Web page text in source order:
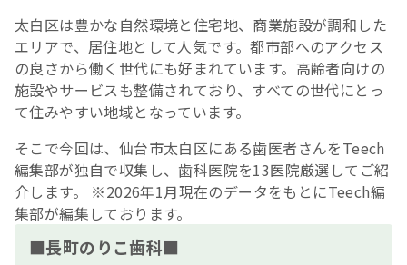
太白区は豊かな自然環境と住宅地、商業施設が調和した
エリアで、居住地として人気です。都市部へのアクセス
の良さから働く世代にも好まれています。高齢者向けの
施設やサービスも整備されており、すべての世代にとっ
て住みやすい地域となっています。
そこで今回は、仙台市太白区にある歯医者さんをTeech
編集部が独自で収集し、歯科医院を13医院厳選してご紹
介します。 ※2026年1月現在のデータをもとにTeech編
集部が編集しております。
■長町のりこ歯科■